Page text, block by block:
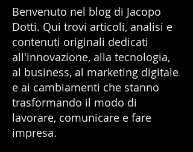
Benvenuto nel blog di Jacopo
Dotti. Qui trovi articoli, analisi e
contenuti originali dedicati
all'innovazione, alla tecnologia,
al business, al marketing digitale
e ai cambiamenti che stanno
trasformando il modo di
lavorare, comunicare e fare
impresa.